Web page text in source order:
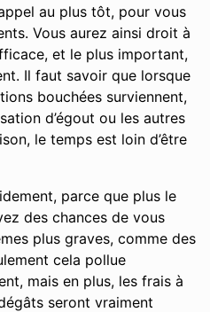
au plus tôt, pour vous
Vous aurez ainsi droit à
et le plus important,
Il faut savoir que lorsque
bouchées surviennent,
d’égout ou les autres
le temps est loin d’être
parce que plus le
des chances de vous
plus graves, comme des
cela pollue
mais en plus, les frais à
seront vraiment